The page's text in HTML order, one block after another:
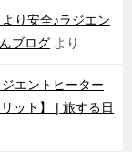
り安全♪ラジエン
ブログ より
エントヒーター
ット】 | 旅する日